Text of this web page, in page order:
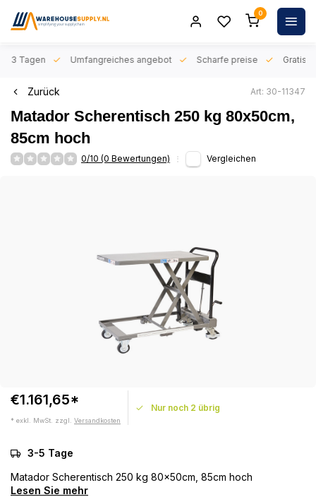
0
3 Tagen Umfangreiches angebot Scharfe preise Gratis
Zurück Art: 30-11347
Matador Scherentisch 250 kg 80x50cm,
85cm hoch
0/10 (0 Bewertungen) Vergleichen
€1.161,65*
* exkl. MwSt. zzgl. Versandkosten
Nur noch 2 übrig
3-5 Tage
Matador Scherentisch 250 kg 80x50cm, 85cm hoch
Lesen Sie mehr